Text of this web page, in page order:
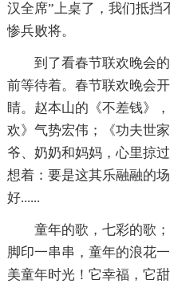
汉全席”上桌了，我们抵挡
惨兵败将。
到了看春节联欢晚会
前等待着。春节联欢晚会
睛。赵本山的《不差钱》
欢》气势宏伟；《功夫世
爷、奶奶和妈妈，心里掠
想着：要是这其乐融融的
好......
童年的歌，七彩的歌
脚印一串串，童年的浪花
美童年时光！它幸福，它甜